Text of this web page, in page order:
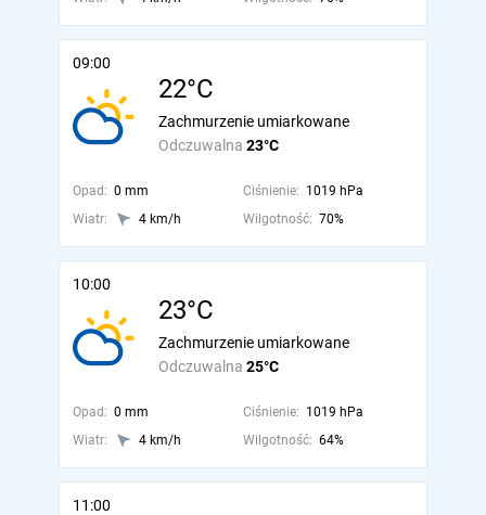
09:00
22°C
Odczuwalna 23°C
Zachmurzenie umiarkowane
Opad: 0 mm Ciśnienie: 1019 hPa
Wiatr:
4 km/h Wilgotność: 70%
10:00
23°C
Odczuwalna 25°C
Zachmurzenie umiarkowane
Opad: 0 mm Ciśnienie: 1019 hPa
Wiatr:
4 km/h Wilgotność: 64%
11:00